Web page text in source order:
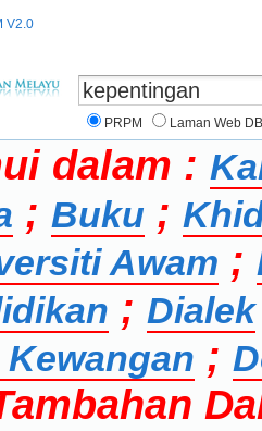
V2.0
PRPM Laman Web
dalam :
; Buku ;
Awam ;
; Dialek
;